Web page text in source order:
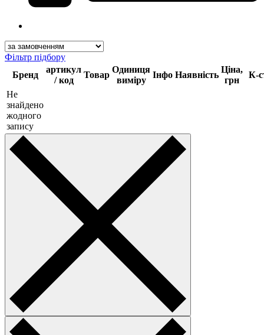
Фільтр підбору
Бренд
артикул
/ код
Товар
Одиниця
виміру
Інфо Наявність
Ціна,
грн
К-
Не
знайдено
жодного
запису